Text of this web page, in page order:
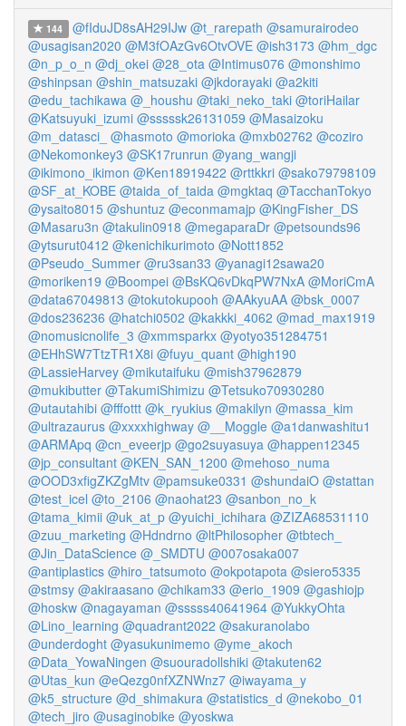
144 @fIduJD8sAH29IJw @t_rarepath @samurairodeo
@usagisan2020 @M3fOAzGv6OtvOVE @ish3173 @hm_dgc
@n_p_o_n @dj_okei @28_ota @Intimus076 @monshimo
@shinpsan @shin_matsuzaki @jkdorayaki @a2kiti
@edu_tachikawa @_houshu @taki_neko_taki @toriHailar
@Katsuyuki_izumi @sssssk26131059 @Masaizoku
@m_datasci_ @hasmoto @morioka @mxb02762 @coziro
@Nekomonkey3 @SK17runrun @yang_wangji
@ikimono_ikimon @Ken18919422 @rttkkri @sako79798109
@SF_at_KOBE @taida_of_taida @mgktaq @TacchanTokyo
@ysaito8015 @shuntuz @econmamajp @KingFisher_DS
@Masaru3n @takulin0918 @megaparaDr @petsounds96
@ytsurut0412 @kenichikurimoto @Nott1852
@Pseudo_Summer @ru3san33 @yanagi12sawa20
@moriken19 @Boompei @BsKQ6vDkqPW7NxA @MoriCmA
@data67049813 @tokutokupooh @AAkyuAA @bsk_0007
@dos236236 @hatchi0502 @kakkki_4062 @mad_max1919
@nomusicnolife_3 @xmmsparkx @yotyo351284751
@EHhSW7TtzTR1X8i @fuyu_quant @high190
@LassieHarvey @mikutaifuku @mish37962879
@mukibutter @TakumiShimizu @Tetsuko70930280
@utautahibi @fffottt @k_ryukius @makilyn @massa_kim
@ultrazaurus @xxxxhighway @__Moggle @a1danwashitu1
@ARMApq @cn_eveerjp @go2suyasuya @happen12345
@jp_consultant @KEN_SAN_1200 @mehoso_numa
@OOD3xfigZKZgMtv @pamsuke0331 @shundaiO @stattan
@test_icel @to_2106 @naohat23 @sanbon_no_k
@tama_kimii @uk_at_p @yuichi_ichihara @ZIZA68531110
@zuu_marketing @Hdndrno @ltPhilosopher @tbtech_
@Jin_DataScience @_SMDTU @007osaka007
@antiplastics @hiro_tatsumoto @okpotapota @siero5335
@stmsy @akiraasano @chikam33 @erio_1909 @gashiojp
@hoskw @nagayaman @sssss40641964 @YukkyOhta
@Lino_learning @quadrant2022 @sakuranolabo
@underdoght @yasukunimemo @yme_akoch
@Data_YowaNingen @suouradollshiki @takuten62
@Utas_kun @eQezg0nfXZNWnz7 @iwayama_y
@k5_structure @d_shimakura @statistics_d @nekobo_01
@tech_jiro @usaginobike @yoskwa